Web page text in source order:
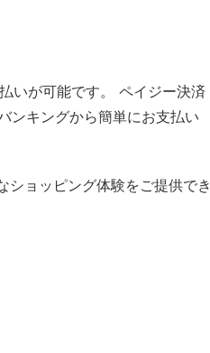
いが可能です。 ペイジー決済
ンキングから簡単にお支払い
ショッピング体験をご提供でき